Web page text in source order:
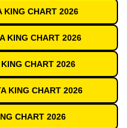
KING CHART 2026
KING CHART 2026
CHART 2026
KING CHART 2026
CHART 2026